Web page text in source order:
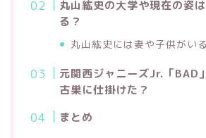
丸山紘史の大学や現在の姿
る？
丸山紘史には妻や子供がい
元関西ジャニーズJr.「BAD
古巣に仕掛けた？
まとめ